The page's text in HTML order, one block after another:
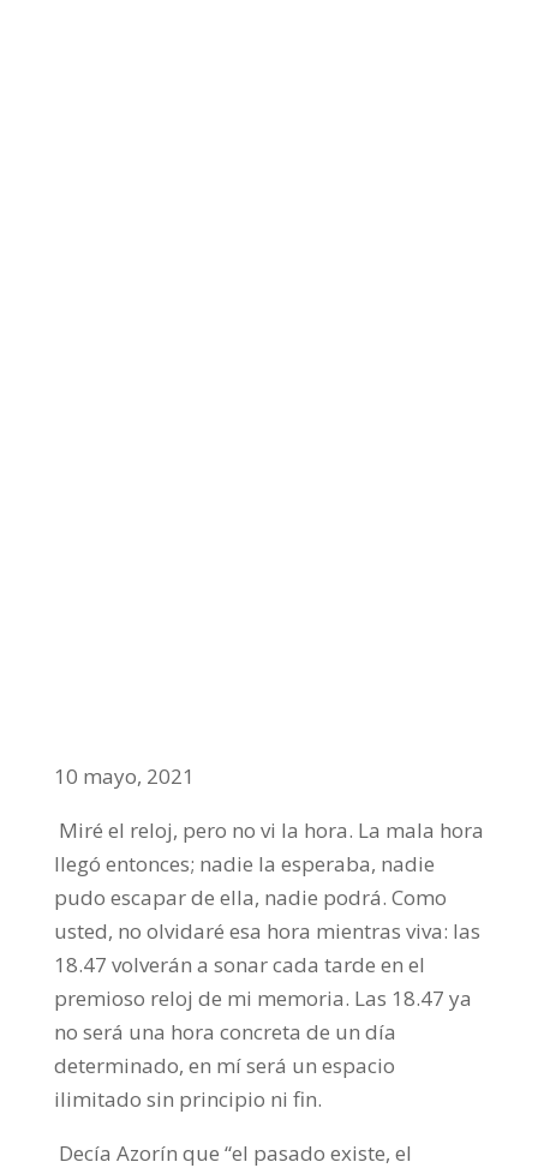
10 mayo, 2021
Miré el reloj, pero no vi la hora. La mala hora
llegó entonces; nadie la esperaba, nadie
pudo escapar de ella, nadie podrá. Como
usted, no olvidaré esa hora mientras viva: las
18.47 volverán a sonar cada tarde en el
premioso reloj de mi memoria. Las 18.47 ya
no será una hora concreta de un día
determinado, en mí será un espacio
ilimitado sin principio ni fin.
Decía Azorín que “el pasado existe, el